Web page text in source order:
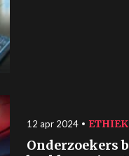
12 apr 2024
Onderzoekers